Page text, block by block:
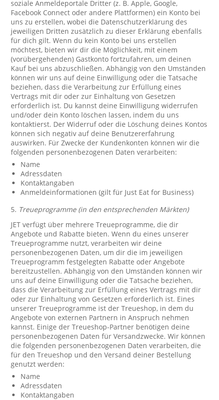
soziale Anmeldeportale Dritter (z. B. Apple, Google,
Facebook Connect oder andere Plattformen) ein Konto bei
uns zu erstellen, wobei die Datenschutzerklärung des
jeweiligen Dritten zusätzlich zu dieser Erklärung ebenfalls
für dich gilt. Wenn du kein Konto bei uns erstellen
möchtest, bieten wir dir die Möglichkeit, mit einem
(vorübergehenden) Gastkonto fortzufahren, um deinen
Kauf bei uns abzuschließen. Abhängig von den Umständen
können wir uns auf deine Einwilligung oder die Tatsache
beziehen, dass die Verarbeitung zur Erfüllung eines
Vertrags mit dir oder zur Einhaltung von Gesetzen
erforderlich ist. Du kannst deine Einwilligung widerrufen
und/oder dein Konto löschen lassen, indem du uns
kontaktierst. Der Widerruf oder die Löschung deines Kontos
können sich negativ auf deine Benutzererfahrung
auswirken. Für Zwecke der Kundenkonten können wir die
folgenden personenbezogenen Daten verarbeiten:
Name
Adressdaten
Kontaktangaben
Anmeldeinformationen (gilt für Just Eat for Business)
5. Treueprogramme (in den entsprechenden Märkten)
JET verfügt über mehrere Treueprogramme, die dir
Angebote und Rabatte bieten. Wenn du eines unserer
Treueprogramme nutzt, verarbeiten wir deine
personenbezogenen Daten, um dir die im jeweiligen
Treueprogramm festgelegten Rabatte oder Angebote
bereitzustellen. Abhängig von den Umständen können wir
uns auf deine Einwilligung oder die Tatsache beziehen,
dass die Verarbeitung zur Erfüllung eines Vertrags mit dir
oder zur Einhaltung von Gesetzen erforderlich ist. Eines
unserer Treueprogramme ist der Treueshop, in dem du
Angebote von externen Partnern in Anspruch nehmen
kannst. Einige der Treueshop-Partner benötigen deine
personenbezogenen Daten für Versandzwecke. Wir können
die folgenden personenbezogenen Daten verarbeiten, die
für den Treueshop und den Versand deiner Bestellung
genutzt werden:
Name
Adressdaten
Kontaktangaben